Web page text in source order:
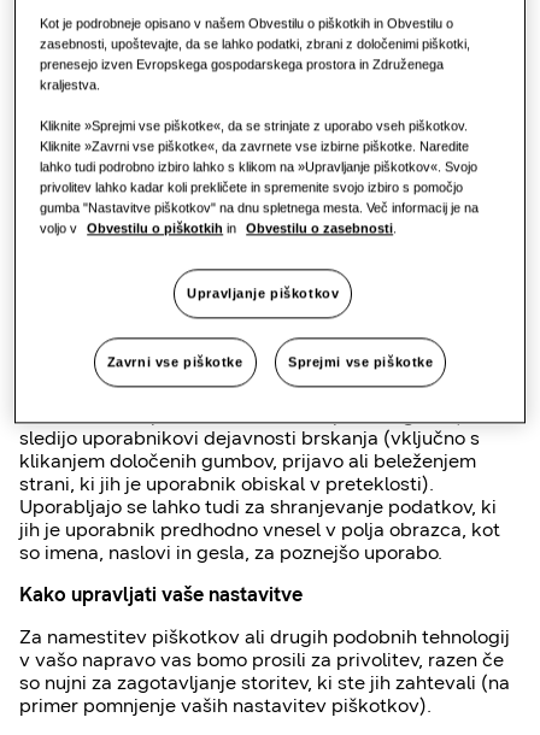
Pisarna
Trajnost
One Samsung
podatkov, zlasti kadar gre za tako imenovane analitične
in sledilne piškotke. V zvezi s tem glejte tudi naše
Obvestilo o zasebnosti
za več informacij o tem, kako
O piškotkih
Piškotki so majhni bloki podatkov, ki jih med brskanjem
po spletnem mestu ustvari spletni strežnik, spletni
brskalnik pa jih shrani v uporabnikov računalnik ali
uporablja za dostop do spletnega mesta, in med sejo se
lahko v uporabnikovo napravo namesti več kot en
piškotek. Piškotki lahko služijo uporabnim in včasih
bistvenim funkcijam na spletu. Spletnim strežnikom, na
primer, omogočajo, da v uporabnikovi napravi
shranjujejo informacije o stanju (na primer elemente,
sledijo uporabnikovi dejavnosti brskanja (vključno s
klikanjem določenih gumbov, prijavo ali beleženjem
strani, ki jih je uporabnik obiskal v preteklosti).
Uporabljajo se lahko tudi za shranjevanje podatkov, ki
jih je uporabnik predhodno vnesel v polja obrazca, kot
so imena, naslovi in gesla, za poznejšo uporabo.
Kako upravljati vaše nastavitve
Za namestitev piškotkov ali drugih podobnih tehnologij
v vašo napravo vas bomo prosili za privolitev, razen če
so nujni za zagotavljanje storitev, ki ste jih zahtevali (na
primer pomnjenje vaših nastavitev piškotkov).
Kot je podrobneje opisano v našem Obvestilu o piškotkih in Obvestilu o
zasebnosti, upoštevajte, da se lahko podatki, zbrani z določenimi piškotki,
prenesejo izven Evropskega gospodarskega prostora in Združenega
kraljestva.
Kliknite »Sprejmi vse piškotke«, da se strinjate z uporabo vseh piškotkov.
Kliknite »Zavrni vse piškotke«, da zavrnete vse izbirne piškotke. Naredite
lahko tudi podrobno izbiro lahko s klikom na »Upravljanje piškotkov«. Svojo
privolitev lahko kadar koli prekličete in spremenite svojo izbiro s pomočjo
gumba "Nastavitve piškotkov" na dnu spletnega mesta. Več informacij je na
voljo v
Obvestilu o piškotkih in Obvestilu o zasebnosti
Upravljanje piškotkov
Zavrni vse piškotke Sprejmi vse piškotke